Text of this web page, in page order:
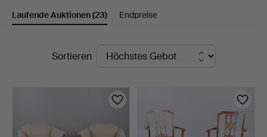
bei
Lawrences
Laufende Auktionen(23) Endpreise
LaufendeSortieren